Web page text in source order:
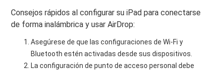
Consejos rápidos al configurar su iPad para conectarse
de forma inalámbrica y usar AirDrop:
Asegúrese de que las configuraciones de Wi-Fi y
Bluetooth estén activadas desde sus dispositivos.
La configuración de punto de acceso personal debe